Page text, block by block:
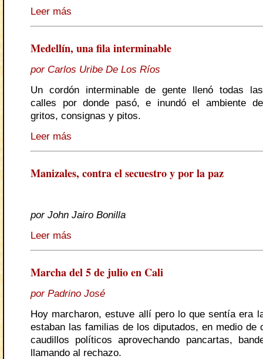
Leer más
Medellín, una fila interminable
por Carlos Uribe De Los Ríos
Un cordón interminable de gente llenó todas las
calles por donde pasó, e inundó el ambiente de
gritos, consignas y pitos.
Leer más
Manizales, contra el secuestro y por la paz
por John Jairo Bonilla
Leer más
Marcha del 5 de julio en Cali
por Padrino José
Hoy marcharon, estuve allí pero lo que sentía era
estaban las familias de los diputados, en medio de
caudillos políticos aprovechando pancartas,
llamando al rechazo.